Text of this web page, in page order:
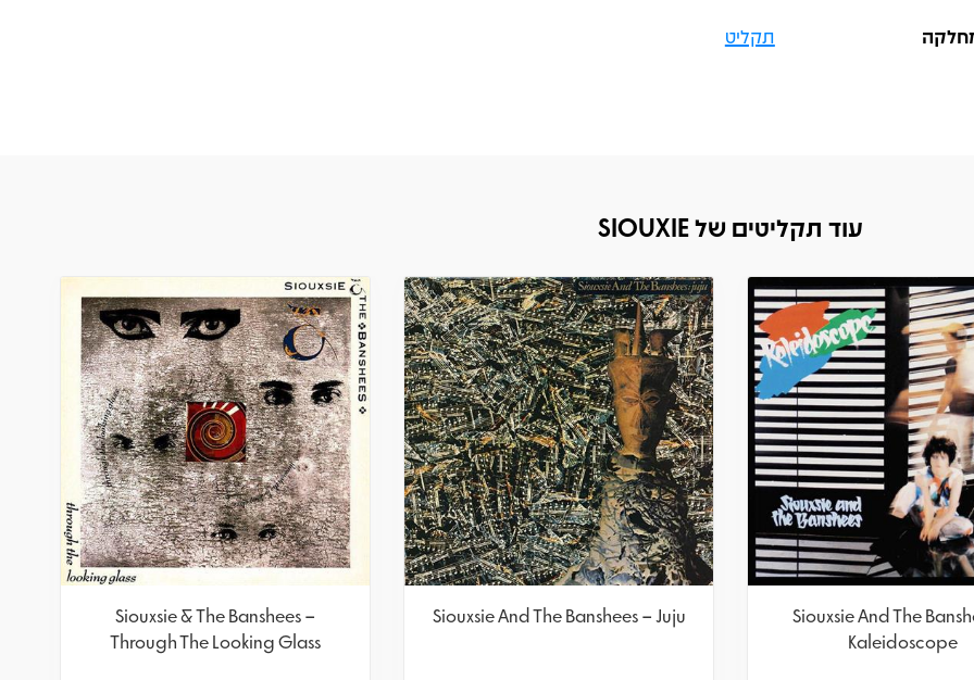
תקליט
עוד תקליטים של SIOUXIE
Siouxsie And The
Kaleidoscope
Siouxsie And The Banshees – Juju
Siouxsie & The Banshees –
Through The Looking Glass